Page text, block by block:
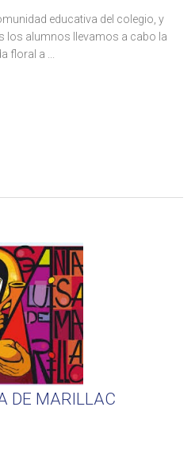
educativa del colegio, y
los alumnos llevamos a cabo la
floral a ...
DE MARILLAC